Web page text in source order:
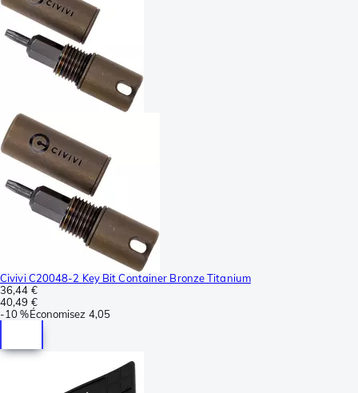
Civivi C20048-2 Key Bit Container Bronze Titanium
36,44 €
40,49 €
-10 %Économisez 4,05